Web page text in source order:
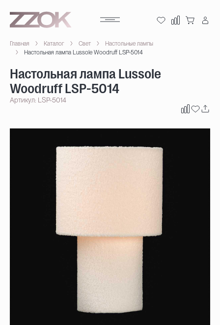
Главная Каталог Свет
Настольные лампы
Настольная лампа Lussole Woodruff LSP-5014
Настольная лампа Lussole
Woodruff LSP-5014
Артикул: LSP-5014